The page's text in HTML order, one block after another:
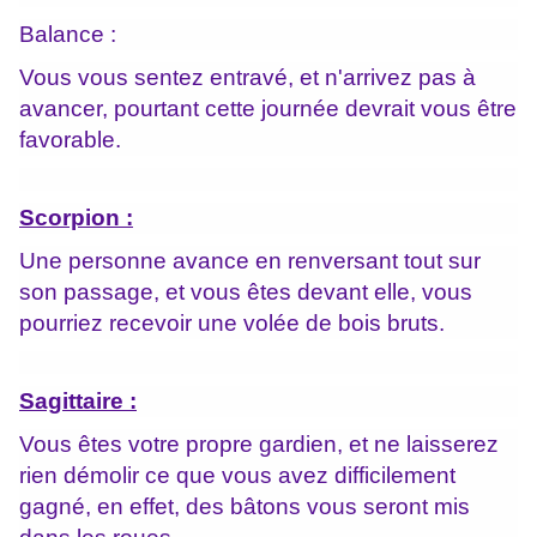
Balance :
Vous vous sentez entravé, et n'arrivez pas à
avancer, pourtant cette journée devrait vous être
favorable.
Scorpion :
Une personne avance en renversant tout sur
son passage, et vous êtes devant elle, vous
pourriez recevoir une volée de bois bruts.
Sagittaire :
Vous êtes votre propre gardien, et ne laisserez
rien démolir ce que vous avez difficilement
gagné, en effet, des bâtons vous seront mis